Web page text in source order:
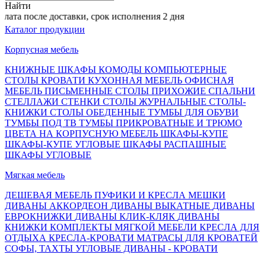
Найти
после доставки, срок исполнения 2 дня
Каталог продукции
Корпусная мебель
КНИЖНЫЕ ШКАФЫ КОМОДЫ КОМПЬЮТЕРНЫЕ
СТОЛЫ КРОВАТИ КУХОННАЯ МЕБЕЛЬ ОФИСНАЯ
МЕБЕЛЬ ПИСЬМЕННЫЕ СТОЛЫ ПРИХОЖИЕ СПАЛЬНИ
СТЕЛЛАЖИ СТЕНКИ СТОЛЫ ЖУРНАЛЬНЫЕ СТОЛЫ-
КНИЖКИ СТОЛЫ ОБЕДЕННЫЕ ТУМБЫ ДЛЯ ОБУВИ
ТУМБЫ ПОД ТВ ТУМБЫ ПРИКРОВАТНЫЕ И ТРЮМО
ЦВЕТА НА КОРПУСНУЮ МЕБЕЛЬ ШКАФЫ-КУПЕ
ШКАФЫ-КУПЕ УГЛОВЫЕ ШКАФЫ РАСПАШНЫЕ
ШКАФЫ УГЛОВЫЕ
Мягкая мебель
ДЕШЕВАЯ МЕБЕЛЬ ПУФИКИ И КРЕСЛА МЕШКИ
ДИВАНЫ АККОРДЕОН ДИВАНЫ ВЫКАТНЫЕ ДИВАНЫ
ЕВРОКНИЖКИ ДИВАНЫ КЛИК-КЛЯК ДИВАНЫ
КНИЖКИ КОМПЛЕКТЫ МЯГКОЙ МЕБЕЛИ КРЕСЛА ДЛЯ
ОТДЫХА КРЕСЛА-КРОВАТИ МАТРАСЫ ДЛЯ КРОВАТЕЙ
СОФЫ, ТАХТЫ УГЛОВЫЕ ДИВАНЫ - КРОВАТИ